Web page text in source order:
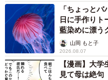
「ちょっと
日に手作り
藍染めに漂
ごい」山岡 もと子
2026.08.07
【漫画】大
見て母は絶